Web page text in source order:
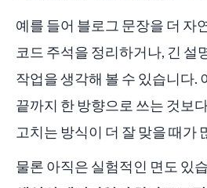
예를 들어 블로그 문장을 더 자
코드 주석을 정리하거나, 긴 설
작업을 생각해 볼 수 있습니다.
끝까지 한 방향으로 쓰는 것보
고치는 방식이 더 잘 맞을 때가
물론 아직은 실험적인 면도 있